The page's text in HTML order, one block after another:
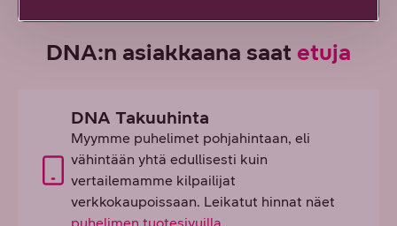
DNA:n asiakkaana saat etuja
DNA Takuuhinta
Myymme puhelimet pohjahintaan, eli
vähintään yhtä edullisesti kuin
vertailemamme kilpailijat
verkkokaupoissaan. Leikatut hinnat näet